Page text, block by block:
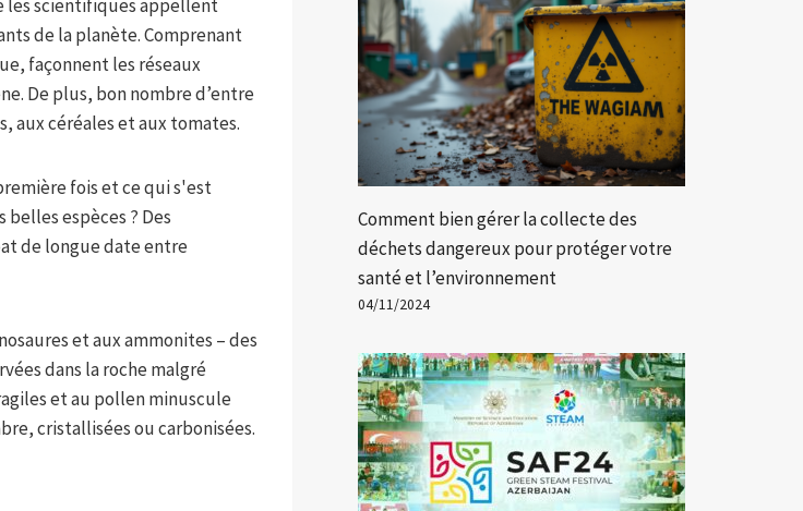
les scientifiques appellent
de la planète. Comprenant
façonnent les réseaux
De plus, bon nombre d’entre
aux céréales et aux tomates.
fois et ce qui s'est
espèces ? Des
de longue date entre
et aux ammonites – des
dans la roche malgré
et au pollen minuscule
cristallisées ou carbonisées.
Comment bien gérer la collecte des
déchets dangereux pour protéger votre
santé et l’environnement
04/11/2024